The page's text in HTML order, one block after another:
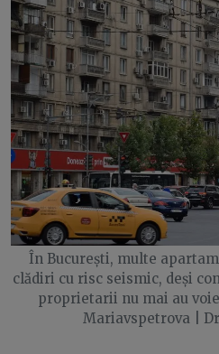
În București, multe
clădiri cu risc seismic, deși
proprietarii nu mai au
Mariavspetrova |